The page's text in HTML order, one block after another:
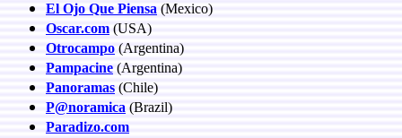
El Ojo Que Piensa (Mexico)
Oscar.com (USA)
Otrocampo (Argentina)
Pampacine (Argentina)
Panoramas (Chile)
P@noramica (Brazil)
Paradizo.com